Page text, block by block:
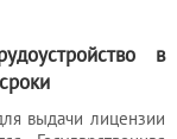
в
выдачи лицензии